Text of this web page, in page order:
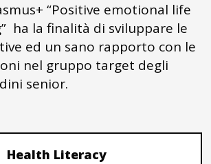
“Positive emotional life
ha la finalità di sviluppare le
ed un sano rapporto con le
nel gruppo target degli
senior.
Health Literacy